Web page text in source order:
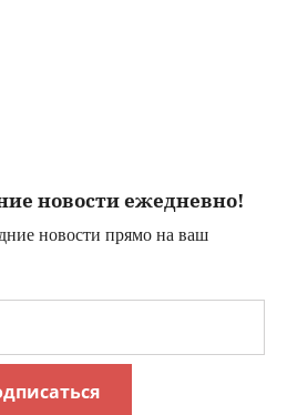
новости ежедневно!
новости прямо на ваш